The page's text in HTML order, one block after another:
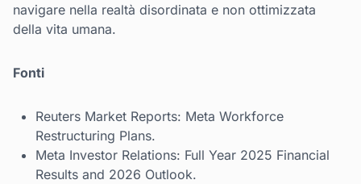
navigare nella realtà disordinata e non ottimizzata
della vita umana.
Fonti
Reuters Market Reports: Meta Workforce
Restructuring Plans.
Meta Investor Relations: Full Year 2025 Financial
Results and 2026 Outlook.